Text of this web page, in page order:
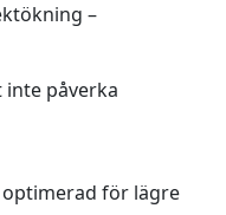
–
inte påverka
för lägre